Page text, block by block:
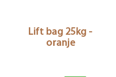
Lift bag 25kg -
oranje